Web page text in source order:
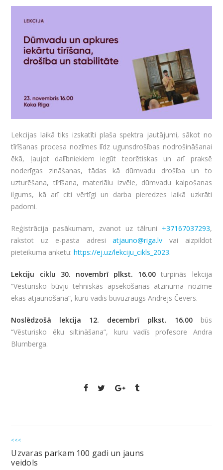
Lekcijas laikā tiks izskatīti plaša spektra jautājumi, sākot no
tīrīšanas procesa nozīmes līdz ugunsdrošības nodrošināšanai
ēkā, ļaujot dalībniekiem iegūt teorētiskas un arī praksē
noderīgas zināšanas, tādas kā dūmvadu drošība un to
uzturēšana, tīrīšana, materiālu izvēle, dūmvadu kalpošanas
ilgums, kā arī citi vērtīgi un darba pieredzes laikā uzkrāti
padomi.
Reģistrācija pasākumam, zvanot uz tālruni +37167037293,
rakstot uz e-pasta adresiatjauno@riga.lv vai aizpildot
pieteikuma anketu:https://ej.uz/lekciju_cikls_2023.
Lekciju ciklu 30. novembrī plkst. 16.00 turpinās lekcija
“Vēsturisko būvju tehniskās apsekošanas atzinuma nozīme
ēkas atjaunošanā”, kuru vadīs būvuzraugs Andrejs Čevers.
Noslēdzošā lekcija 12. decembrī plkst. 16.00būs
“Vēsturisko ēku siltināšana”, kuru vadīs profesore Andra
Blumberga.
<<<
Uzvaras parkam 100 gadi un jauns
veidols